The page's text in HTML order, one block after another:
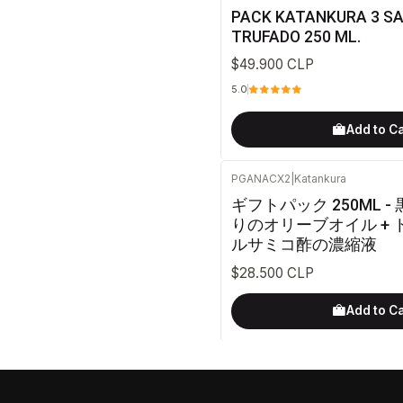
PACK KATANKURA 3
TRUFADO 250 ML.
$49.900 CLP
5.0
Add to
PGANACX2 Katankura
ギフトパック 250ML -
りのオリーブオイル +
ルサミコ酢の濃縮液
$28.500 CLP
Add to